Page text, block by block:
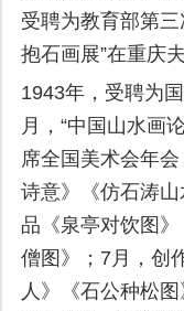
受聘为教育部第
抱石画展”在重庆
1943年，受聘为
月，“中国山水画
席全国美术会年
诗意》《仿石涛
品《泉亭对饮图
僧图》；7月，创
人》《石公种松